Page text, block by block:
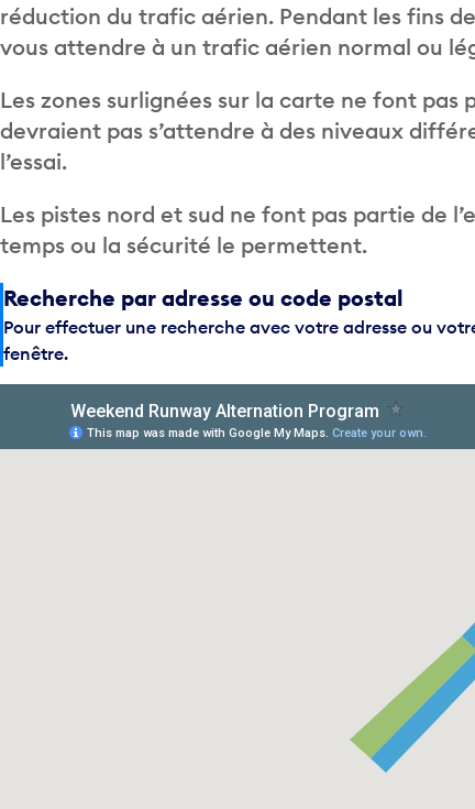
réduction du trafic aérien. Pendant les fins
vous attendre à un trafic aérien normal ou
Les zones surlignées sur la carte ne font pas
devraient pas s’attendre à des niveaux
l’essai.
Les pistes nord et sud ne font pas partie de
temps ou la sécurité le permettent.
Recherche par adresse ou code postal
Pour effectuer une recherche avec votre adresse ou
fenêtre.